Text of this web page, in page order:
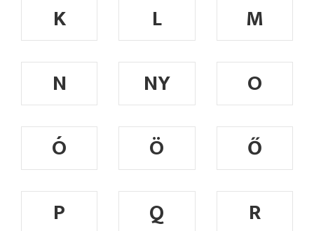
K
L
M
N
NY
O
Ó
Ö
Ő
P
Q
R